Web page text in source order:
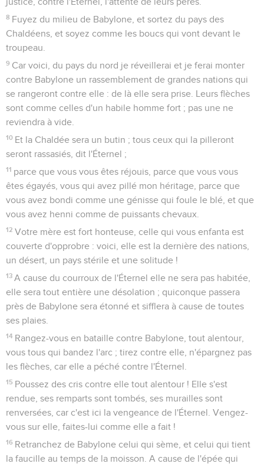
8 Fuyez du milieu de Babylone, et sortez du pays des
Chaldéens, et soyez comme les boucs qui vont devant le
troupeau.
9 Car voici, du pays du nord je réveillerai et je ferai monter
contre Babylone un rassemblement de grandes nations qui
se rangeront contre elle : de là elle sera prise. Leurs flèches
sont comme celles d'un habile homme fort ; pas une ne
reviendra à vide.
10 Et la Chaldée sera un butin ; tous ceux qui la pilleront
seront rassasiés, dit l'Éternel ;
11 parce que vous vous êtes réjouis, parce que vous vous
êtes égayés, vous qui avez pillé mon héritage, parce que
vous avez bondi comme une génisse qui foule le blé, et que
vous avez henni comme de puissants chevaux.
12 Votre mère est fort honteuse, celle qui vous enfanta est
couverte d'opprobre : voici, elle est la dernière des nations,
un désert, un pays stérile et une solitude !
13 A cause du courroux de l'Éternel elle ne sera pas habitée,
elle sera tout entière une désolation ; quiconque passera
près de Babylone sera étonné et sifflera à cause de toutes
ses plaies.
14 Rangez-vous en bataille contre Babylone, tout alentour,
vous tous qui bandez l'arc ; tirez contre elle, n'épargnez pas
les flèches, car elle a péché contre l'Éternel.
15 Poussez des cris contre elle tout alentour ! Elle s'est
rendue, ses remparts sont tombés, ses murailles sont
renversées, car c'est ici la vengeance de l'Éternel. Vengez-
vous sur elle, faites-lui comme elle a fait !
16 Retranchez de Babylone celui qui sème, et celui qui tient
la faucille au temps de la moisson. A cause de l'épée qui